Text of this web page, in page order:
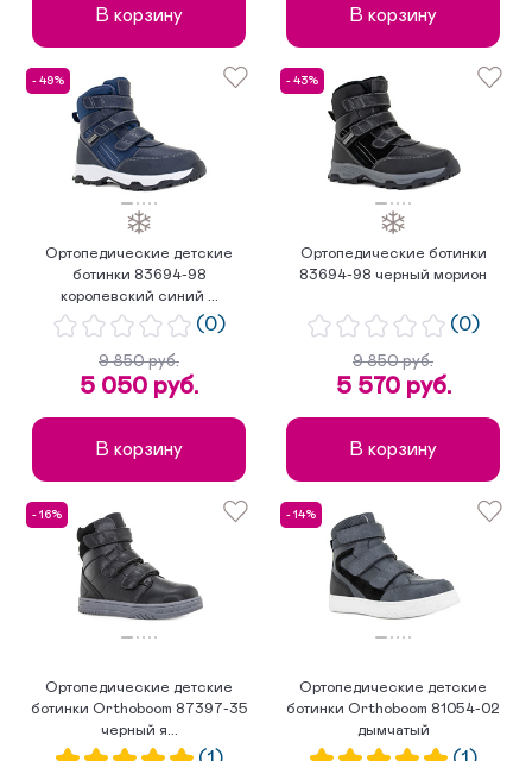
В корзину В корзину
- 49%
Ортопедические детские
ботинки 83694-98
королевский синий ...
(0)
9 850 руб.
5 050 руб.
В корзину
- 43%
Ортопедические ботинки
83694-98 черный морион
(0)
9 850 руб.
5 570 руб.
В корзину
- 16%
Ортопедические детские
ботинки Orthoboom 87397-35
черный я...
- 14%
Ортопедические детские
ботинки Orthoboom 81054-02
дымчатый